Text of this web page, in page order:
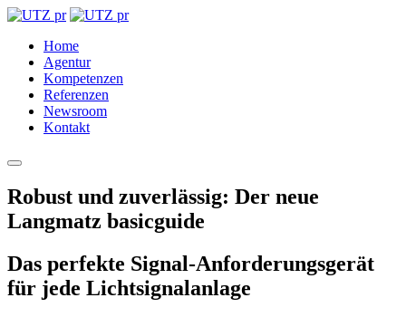
Home
Agentur
Kompetenzen
Referenzen
Newsroom
Kontakt
Robust und zuverlässig: Der neue
Langmatz basicguide
Das perfekte Signal-Anforderungsgerät
für jede Lichtsignalanlage